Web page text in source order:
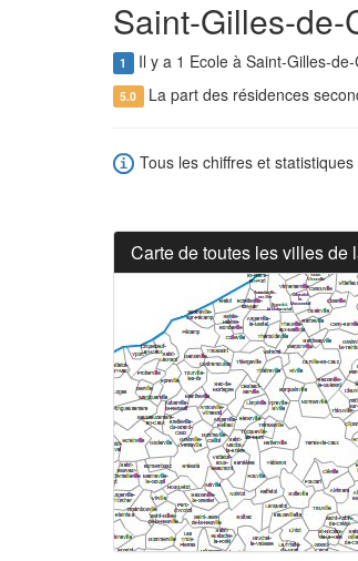
Saint-Gilles-de-
1 Il y a 1 Ecole à Saint-Gilles-de-
5.0 La part des résidences
Tous les chiffres et
Carte de toutes les villes de